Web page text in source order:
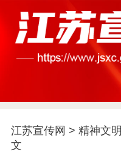
江苏宣传网 > 精神文明
文